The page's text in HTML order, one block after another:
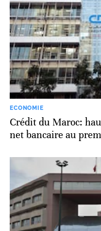
ECONOMIE
Crédit du Maroc:
net bancaire au